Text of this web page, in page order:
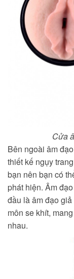
Cửa
Bên ngoài âm
thiết kế ngụy
bạn nên bạn có
phát hiện. Âm
đầu là âm đạo
môn se khít,
nhau.